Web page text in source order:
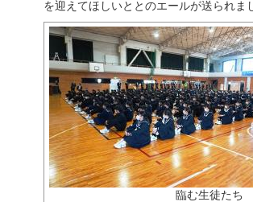
を迎えてほしいととのエールが送られま
臨む生徒たち